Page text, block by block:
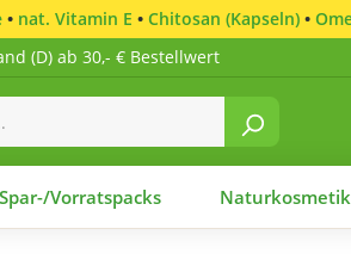
• nat. Vitamin E • Chitosan (Kapseln) •
(D) ab 30,- € Bestellwert
Spar-/Vorratspacks